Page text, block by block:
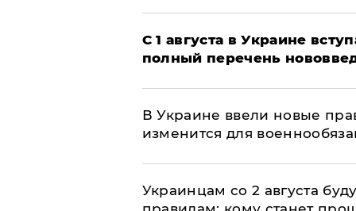
С 1 августа в Украине
полный перечень
В Украине ввели новые
изменится для
Украинцам со 2 августа